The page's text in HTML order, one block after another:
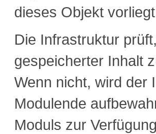
dieses Objekt
Die Infrastruktur
gespeicherter Inhalt
Wenn nicht, wird der
Modulende
Moduls zur